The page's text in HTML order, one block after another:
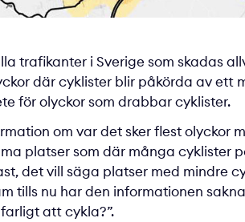
trafikanter i Sverige som skadas
där cyklister blir påkörda av ett
för olyckor som drabbar cyklister.
om var det sker flest olyckor
platser som där många cyklister
det vill säga platser med mindre
tills nu har den informationen
att cykla?”.